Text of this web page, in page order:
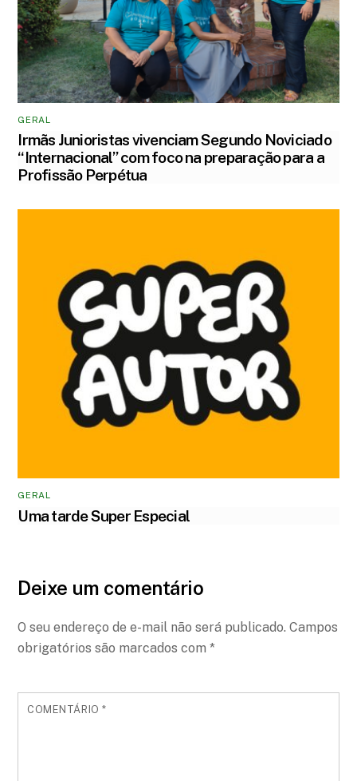
GERAL
Irmãs Junioristas vivenciam Segundo Noviciado
“Internacional” com foco na preparação para a
Profissão Perpétua
GERAL
Uma tarde Super Especial
Deixe um comentário
O seu endereço de e-mail não será publicado. Campos
obrigatórios são marcados com*
COMENTÁRIO*